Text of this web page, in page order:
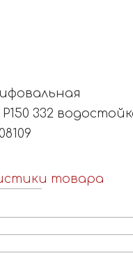
332
товара